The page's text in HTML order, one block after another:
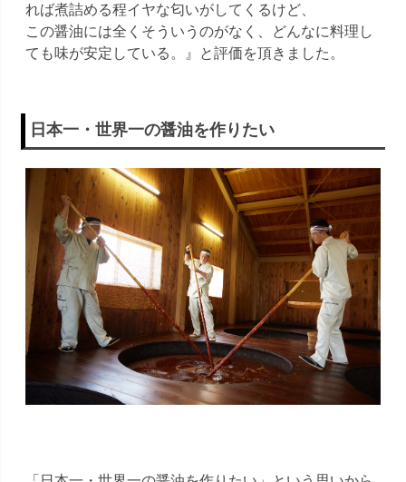
れば煮詰める程イヤな匂いがしてくるけど、
この醤油には全くそういうのがなく、どんなに料理し
ても味が安定している。』と評価を頂きました。
日本一・世界一の醤油を作りたい